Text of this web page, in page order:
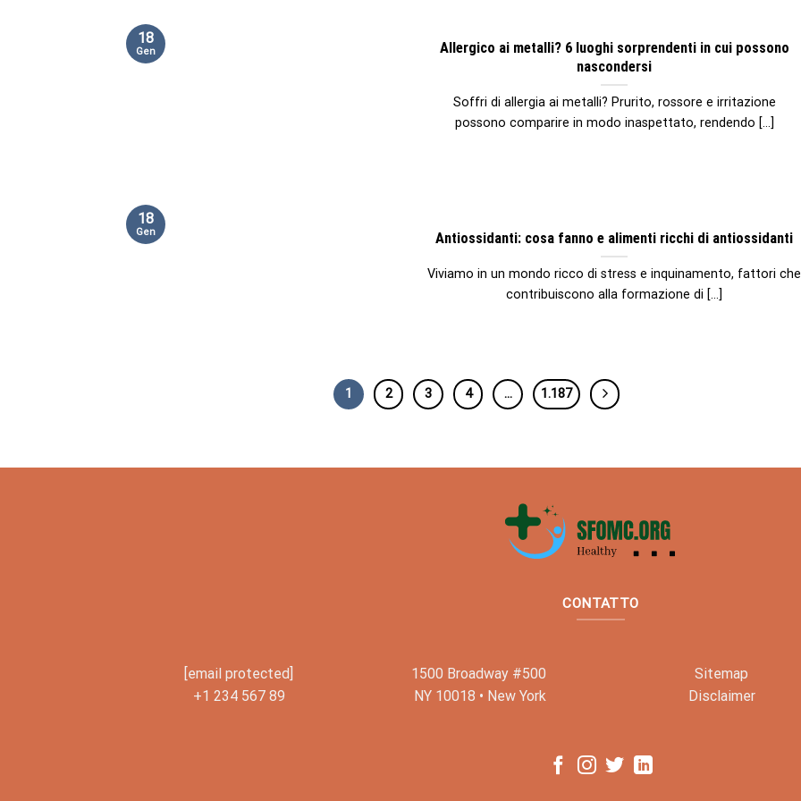
Allergico ai metalli? 6 luoghi sorprendenti in cui possono
nascondersi
Soffri di allergia ai metalli? Prurito, rossore e irritazione
possono comparire in modo inaspettato, rendendo [...]
18
Gen
Antiossidanti: cosa fanno e alimenti ricchi di antiossidanti
Viviamo in un mondo ricco di stress e inquinamento, fattori che
contribuiscono alla formazione di [...]
18
Gen
1 2 3 4 … 1.187
CONTATTO
[email protected]
+1 234 567 89
1500 Broadway #500
NY 10018 • New York
Sitemap
Disclaimer